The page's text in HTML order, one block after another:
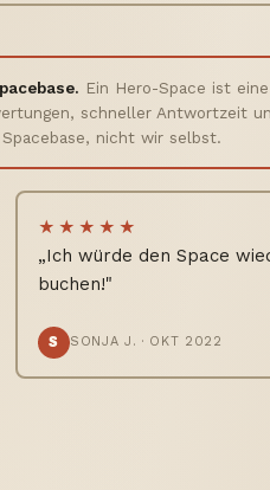
Ein Hero-Space ist
schneller Antwortzeit
nicht wir selbst.
★★★★★
„Ich würde den Space
buchen!"
S SONJA J. · OKT 2022